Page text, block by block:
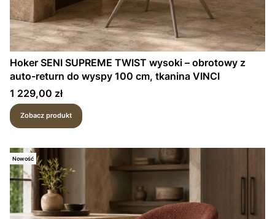
Hoker SENI SUPREME TWIST wysoki – obrotowy z
auto-return do wyspy 100 cm, tkanina VINCI
Cena
1 229,00 zł
Zobacz produkt
Nowość